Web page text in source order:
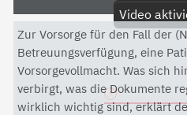
Video
Mit dem Aktivieren des
Zur Vorsorge für den Fall der
Betreuungsverfügung, eine
Vorsorgevollmacht. Was sich
verbirgt, was die Dokumente
wirklich wichtig sind, erklärt